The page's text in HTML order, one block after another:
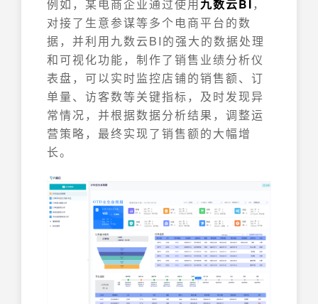
例如，某电商企业通过使用九数云BI ，
对接了生意参谋等多个电商平台的数
据，并利用九数云BI的强大的数据处理
和可视化功能，制作了销售业绩分析仪
表盘，可以实时监控店铺的销售额、订
单量、访客数等关键指标，及时发现异
常情况，并根据数据分析结果，调整运
营策略，最终实现了销售额的大幅增
长。